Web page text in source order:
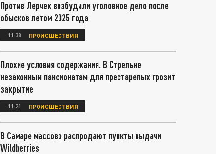
Против Лерчек возбудили уголовное дело после
обысков летом 2025 года
11:38 ПРОИСШЕСТВИЯ
Плохие условия содержания. В Стрельне
незаконным пансионатам для престарелых грозит
закрытие
11:21 ПРОИСШЕСТВИЯ
В Самаре массово распродают пункты выдачи
Wildberries